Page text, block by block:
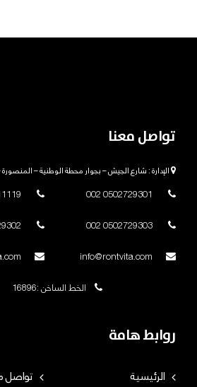
تواصل معنا
الإدارة : شارع الجيش – بجوار محطة الوطنية –
الخط الساخن :16896
روابط هامة
الرئيسية
تواصل